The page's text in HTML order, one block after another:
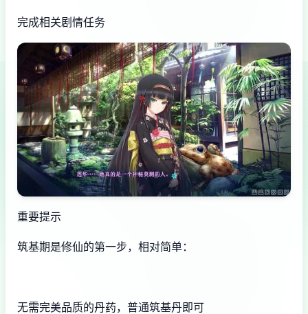
完成相关剧情任务
重要提示
筑基期是修仙的第一步，相对简单：
无需完美品质的丹药，普通筑基丹即可